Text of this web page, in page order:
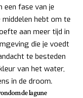
een fase van je
hebt om te
aan meer tijd in
die je voedt
te besteden
van het water,
in de droom.
de lagune